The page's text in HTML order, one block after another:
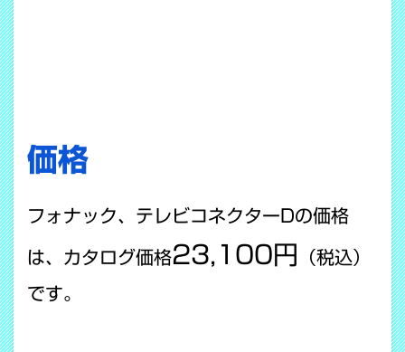
価格
フォナック、テレビコネクターDの価格
は、カタログ価格23,100円
（税込）
です。